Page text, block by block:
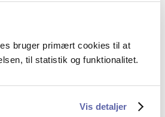
bruger primært cookies til at
til statistik og funktionalitet.
Vis detaljer